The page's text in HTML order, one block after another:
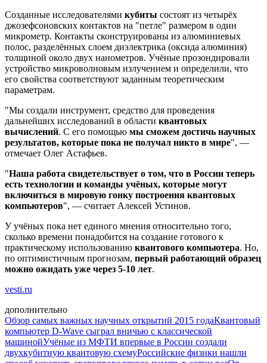
Созданные исследователями кубиты состоят из четырёх
джозефсоновских контактов на "петле" размером в один
микрометр. Контакты сконструированы из алюминиевых
полос, разделённых слоем диэлектрика (оксида алюминия)
толщиной около двух нанометров. Учёные прозондировали
устройство микроволновым излучением и определили, что
его свойства соответствуют заданным теоретическим
параметрам.
"Мы создали инструмент, средство для проведения
дальнейших исследований в области квантовых
вычислений. С его помощью мы сможем достичь научных
результатов, которые пока не получал никто в мире", —
отмечает Олег Астафьев.
"Наша работа свидетельствует о том, что в России теперь
есть технологии и команды учёных, которые могут
включиться в мировую гонку построения квантовых
компьютеров", — считает Алексей Устинов.
У учёных пока нет единого мнения относительно того,
сколько времени понадобится на создание готового к
практическому использованию квантового компьютера. Но,
по оптимистичным прогнозам, первый работающий образец
можно ожидать уже через 5-10 лет.
vesti.ru
дополнительно
Обзор самых важных научных открытий 2015 годаКвантовый
компьютер D-Wave сыграл вничью с классической
машинойУчёные из МФТИ впервые в России создали
двухкубитную квантовую схемуРоссийские физики нашли